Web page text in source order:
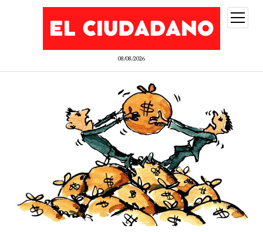
08/08/2026
abrir
menú